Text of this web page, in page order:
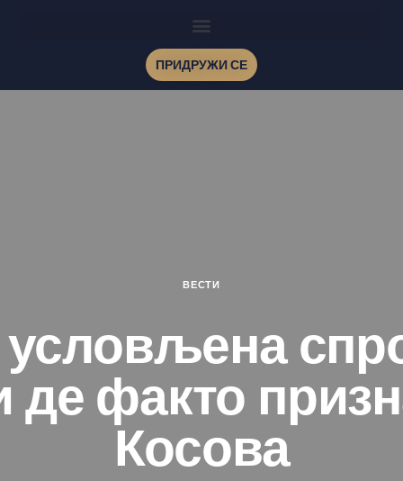
ПРИДРУЖИ СЕ
ВЕСТИ
де факто
Косова